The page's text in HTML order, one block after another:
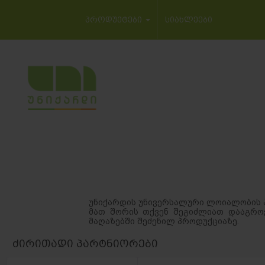
პროდუქტები სიახლეები
უნიქარდის უნივერსალური ლოიალობის
მათ შორის თქვენ შეგიძლიათ
მაღაზებში შეძენილ პროდუქციაზე.
ძირითადი პარტნიორები